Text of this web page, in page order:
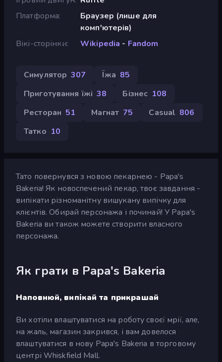
Платформа
Браузер (лише для
комп'ютерів)
Вікі-сторінки
Wikipedia - Fandom
Симулятор 307 Їжа 85
Приготування їжі 38 Бізнес 108
Ресторан 51 Магнат 75 Casual 806
Татко 10
Тато повернувся з новою пекарнею - Papa's
Bakeria! Як новоспечений пекар, твоє завдання -
випікати різноманітну вишукану випічку для
клієнтів. Обирай персонажа і починай! У Papa's
Bakeria ви також можете створити власного
персонажа.
Як грати в Papa's Bakeria
Наповнюй, випікай та прикрашай
Ви хотіли влаштуватися на роботу своєї мрії, але,
на жаль, магазин закрився, і вам довелося
влаштуватися в нову Papa's Bakeria в торговому
центрі Whiskfield Mall.